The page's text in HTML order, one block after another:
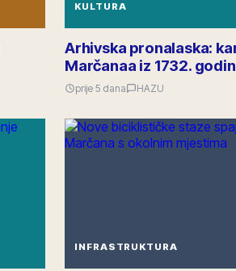
KULTURA
Arhivska pronalaska:
Marčanaa iz 1732.
prije 5 dana HAZU
INFRASTRUKTURA